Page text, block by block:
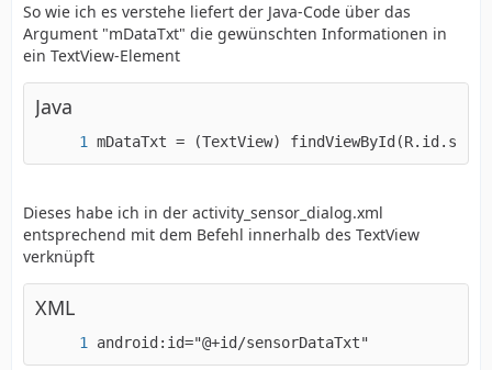
So wie ich es verstehe liefert der Java-Code über das
Argument "mDataTxt" die gewünschten Informationen in
ein TextView-Element
Java
mDataTxt = (TextView)
Dieses habe ich in der activity_sensor_dialog.xml
entsprechend mit dem Befehl innerhalb des TextView
verknüpft
XML
android:id="@+id/sensorDataTxt"